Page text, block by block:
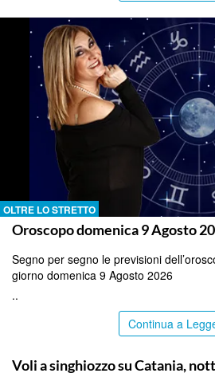
OLTRE LO STRETTO
Oroscopo domenica 9 Agosto
Segno per segno le previsioni
giorno domenica 9 Agosto 2026
..
Continua a
Voli a singhiozzo su Catania,